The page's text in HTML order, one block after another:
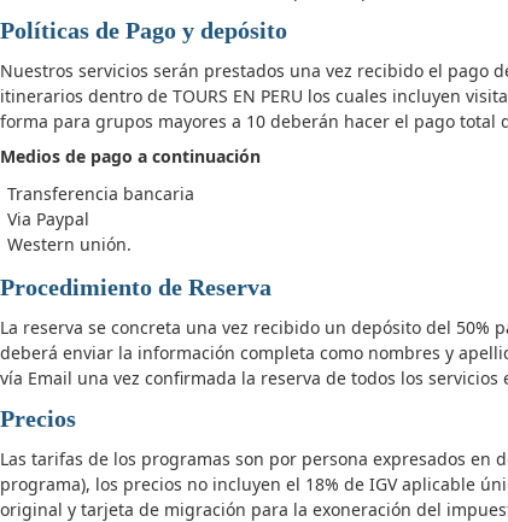
Políticas de Pago y depósito
Nuestros servicios serán prestados una vez recibido el pago
itinerarios dentro de TOURS EN PERU los cuales incluyen
forma para grupos mayores a 10 deberán hacer el pago total
Medios de pago a continuación
Transferencia bancaria
Via Paypal
Western unión.
Procedimiento de Reserva
La reserva se concreta una vez recibido un depósito del
deberá enviar la información completa como nombres y
vía Email una vez confirmada la reserva de todos los
Precios
Las tarifas de los programas son por persona expresados
programa), los precios no incluyen el 18% de IGV aplicable
original y tarjeta de migración para la exoneración del